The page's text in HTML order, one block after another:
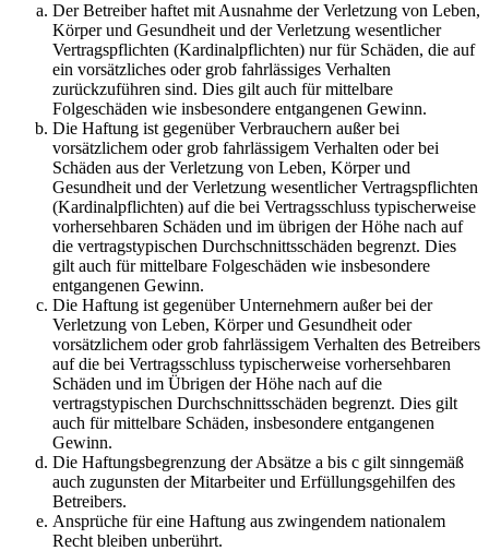
Der Betreiber haftet mit Ausnahme der Verletzung von Leben,
Körper und Gesundheit und der Verletzung wesentlicher
Vertragspflichten (Kardinalpflichten) nur für Schäden, die auf
ein vorsätzliches oder grob fahrlässiges Verhalten
zurückzuführen sind. Dies gilt auch für mittelbare
Folgeschäden wie insbesondere entgangenen Gewinn.
Die Haftung ist gegenüber Verbrauchern außer bei
vorsätzlichem oder grob fahrlässigem Verhalten oder bei
Schäden aus der Verletzung von Leben, Körper und
Gesundheit und der Verletzung wesentlicher Vertragspflichten
(Kardinalpflichten) auf die bei Vertragsschluss typischerweise
vorhersehbaren Schäden und im übrigen der Höhe nach auf
die vertragstypischen Durchschnittsschäden begrenzt. Dies
gilt auch für mittelbare Folgeschäden wie insbesondere
entgangenen Gewinn.
Die Haftung ist gegenüber Unternehmern außer bei der
Verletzung von Leben, Körper und Gesundheit oder
vorsätzlichem oder grob fahrlässigem Verhalten des Betreibers
auf die bei Vertragsschluss typischerweise vorhersehbaren
Schäden und im Übrigen der Höhe nach auf die
vertragstypischen Durchschnittsschäden begrenzt. Dies gilt
auch für mittelbare Schäden, insbesondere entgangenen
Gewinn.
Die Haftungsbegrenzung der Absätze a bis c gilt sinngemäß
auch zugunsten der Mitarbeiter und Erfüllungsgehilfen des
Betreibers.
Ansprüche für eine Haftung aus zwingendem nationalem
Recht bleiben unberührt.